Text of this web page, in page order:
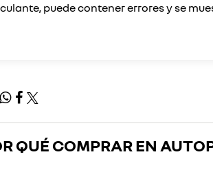
puede contener errores y se
QUÉ COMPRAR EN